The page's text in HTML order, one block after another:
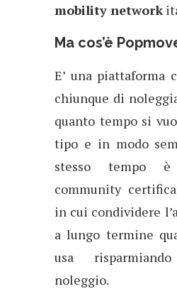
mobility network
Ma cos’è
E’ una piattaforma
chiunque di
quanto tempo si
tipo e in modo
stesso tempo
community
in cui condividere
a lungo termine
usa
noleggio.